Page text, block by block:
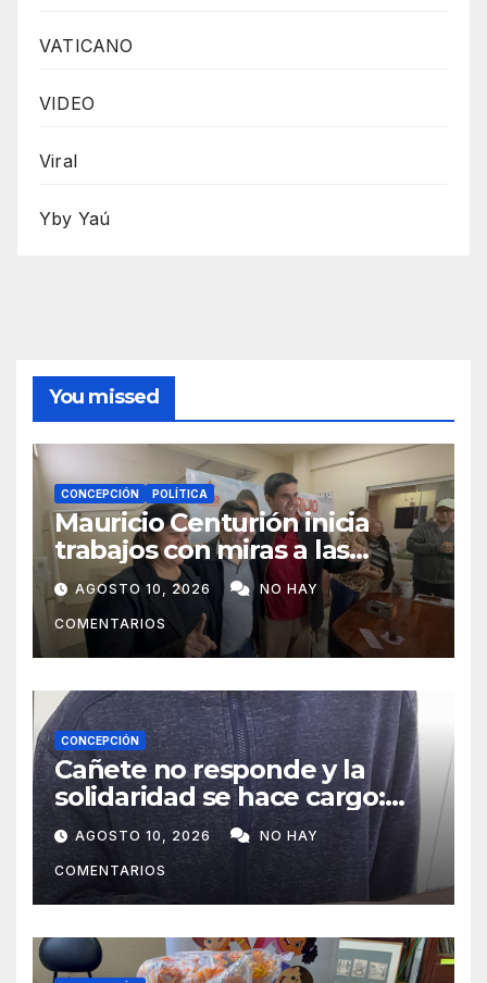
VATICANO
VIDEO
Viral
Yby Yaú
You missed
CONCEPCIÓN POLÍTICA
Mauricio Centurión inicia
trabajos con miras a las
municipales
AGOSTO 10, 2026 NO HAY
COMENTARIOS
CONCEPCIÓN
Cañete no responde y la
solidaridad se hace cargo:
Félix recibirá ayuda durante
todo el año
AGOSTO 10, 2026 NO HAY
COMENTARIOS